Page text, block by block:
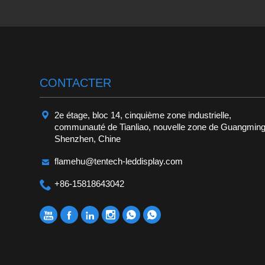
CONTACTER

2e étage, bloc 14, cinquième zone industrielle,
communauté de Tianliao, nouvelle zone de
Shenzhen, Chine
 flamehu@tentech-leddisplay.com
 +86-15818643042
     